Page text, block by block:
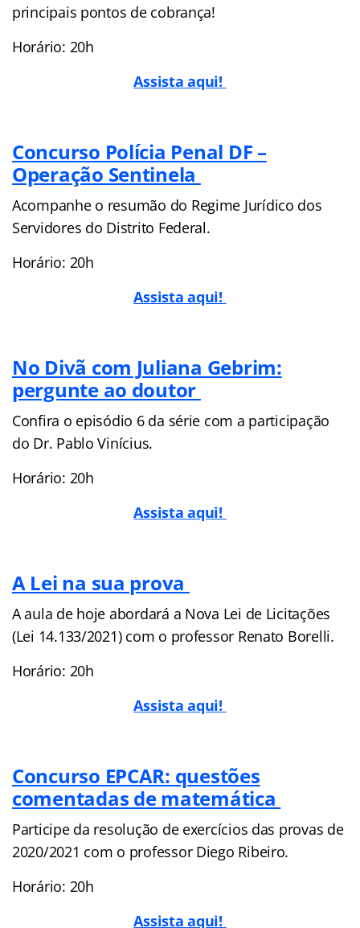
principais pontos de cobrança!
Horário: 20h
Assista aqui!
Concurso Polícia Penal DF –
Operação Sentinela
Acompanhe o resumão do Regime Jurídico dos
Servidores do Distrito Federal.
Horário: 20h
Assista aqui!
No Divã com Juliana Gebrim:
pergunte ao doutor
Confira o episódio 6 da série com a participação
do Dr. Pablo Vinícius.
Horário: 20h
Assista aqui!
A Lei na sua prova
A aula de hoje abordará a Nova Lei de Licitações
(Lei 14.133/2021) com o professor Renato Borelli.
Horário: 20h
Assista aqui!
Concurso EPCAR: questões
comentadas de matemática
Participe da resolução de exercícios das provas de
2020/2021 com o professor Diego Ribeiro.
Horário: 20h
Assista aqui!